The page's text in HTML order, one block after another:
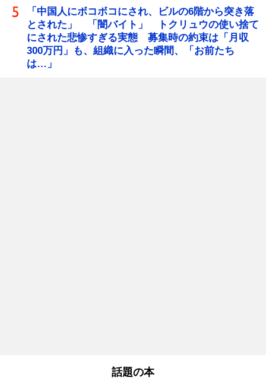
「中国人にボコボコにされ、ビルの6階から突き落
とされた」 「闇バイト」 トクリュウの使い捨て
にされた悲惨すぎる実態 募集時の約束は「月収
300万円」も、組織に入った瞬間、「お前たち
は…」
話題の本